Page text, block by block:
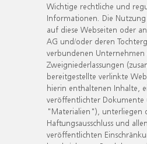
Wichtige rechtliche und
Informationen. Die
auf diese Webseiten oder
AG und/oder deren
verbundenen
Zweigniederlassungen
bereitgestellte verlinkte
hierin enthaltenen Inhalte,
veröffentlichter Dokumente
"Materialien"), unterliegen
Haftungsausschluss und
veröffentlichten